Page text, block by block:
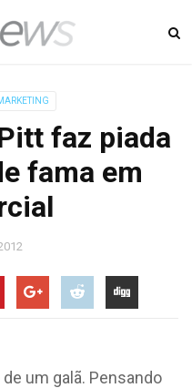
faz piada
fama em
um galã. Pensando